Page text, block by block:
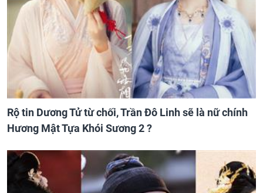
Rộ tin Dương Tử từ chối, Trần Đô Linh sẽ là nữ chính
Hương Mật Tựa Khói Sương 2 ?